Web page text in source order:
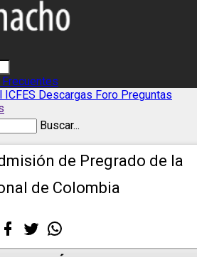
ICFES Descargas Foro Preguntas
Buscar...
de Pregrado de la
de Colombia